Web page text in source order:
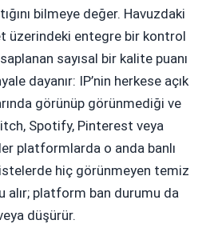
bilmeye değer. Havuzdaki
üzerindeki entegre bir kontrol
sayısal bir kalite puanı
dayanır: IP’nin herkese açık
görünüp görünmediği ve
Spotify, Pinterest veya
platformlarda o anda banlı
hiç görünmeyen temiz
alır; platform ban durumu da
düşürür.